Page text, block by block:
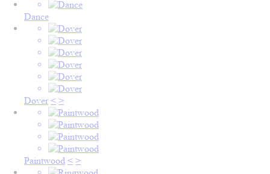
Dance
Dover < >
Paintwood < >